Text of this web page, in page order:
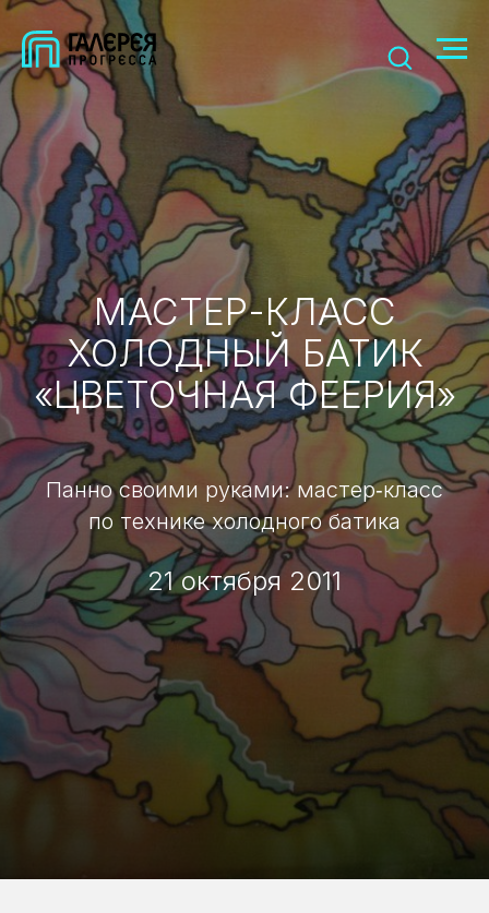
МАСТЕР-КЛАСС
ХОЛОДНЫЙ БАТИК
«ЦВЕТОЧНАЯ ФЕЕРИЯ»
Панно своими руками: мастер‑класс
по технике холодного батика
21 октября 2011